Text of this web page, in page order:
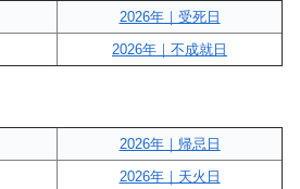
2026年｜受死日
2026年｜不成就日
2026年｜帰忌日
2026年｜天火日